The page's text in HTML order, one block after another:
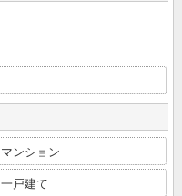
マンション
一戸建て